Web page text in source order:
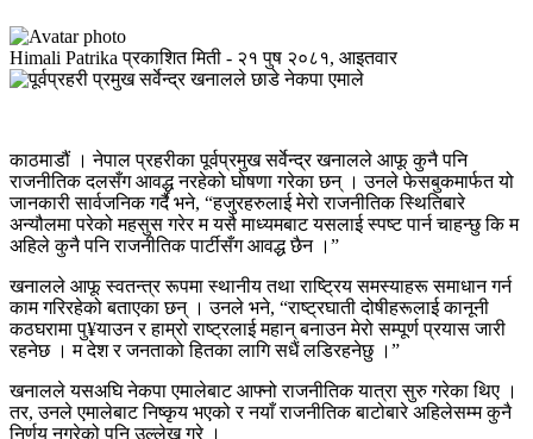
Himali Patrika प्रकाशित मिती - २१ पुष २०८१, आइतवार
काठमाडौं । नेपाल प्रहरीका पूर्वप्रमुख सर्वेन्द्र खनालले आफू कुनै पनि
राजनीतिक दलसँग आवद्ध नरहेको घोषणा गरेका छन् । उनले फेसबुकमार्फत यो
जानकारी सार्वजनिक गर्दै भने, “हजुरहरुलाई मेरो राजनीतिक स्थितिबारे
अन्यौलमा परेको महसुस गरेर म यसै माध्यमबाट यसलाई स्पष्ट पार्न चाहन्छु कि म
अहिले कुनै पनि राजनीतिक पार्टीसँग आवद्ध छैन ।”
खनालले आफू स्वतन्त्र रूपमा स्थानीय तथा राष्ट्रिय समस्याहरू समाधान गर्न
काम गरिरहेको बताएका छन् । उनले भने, “राष्ट्रघाती दोषीहरूलाई कानूनी
कठघरामा पु¥याउन र हाम्रो राष्ट्रलाई महान् बनाउन मेरो सम्पूर्ण प्रयास जारी
रहनेछ । म देश र जनताको हितका लागि सधैं लडिरहनेछु ।”
खनालले यसअघि नेकपा एमालेबाट आफ्नो राजनीतिक यात्रा सुरु गरेका थिए ।
तर, उनले एमालेबाट निष्कृय भएको र नयाँ राजनीतिक बाटोबारे अहिलेसम्म कुनै
निर्णय नगरेको पनि उल्लेख गरे ।